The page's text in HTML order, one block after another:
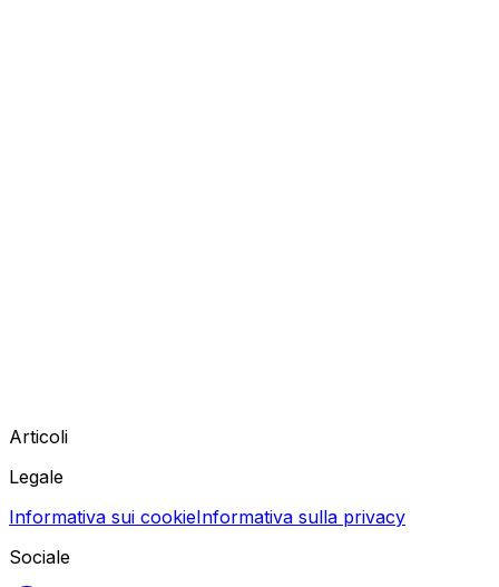
Articoli
Legale
Informativa sui cookieInformativa sulla privacy
Sociale